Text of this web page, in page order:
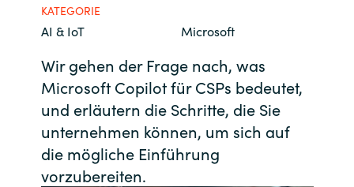
Estonia
Finland
France
Karriere
Channel Partner
KATEGORIE
AI & IoT Microsoft
Wir gehen der Frage nach, was
Microsoft Copilot für CSPs bedeutet,
und erläutern die Schritte, die Sie
unternehmen können, um sich auf
die mögliche Einführung
vorzubereiten.